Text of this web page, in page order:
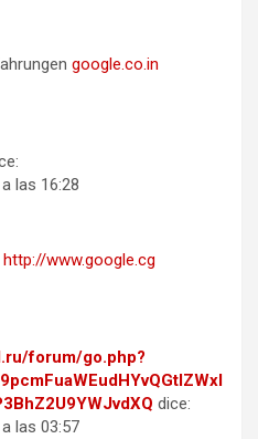
google.co.in
las 16:28
http://www.google.cg
forum/go.php?
dice:
las 03:57